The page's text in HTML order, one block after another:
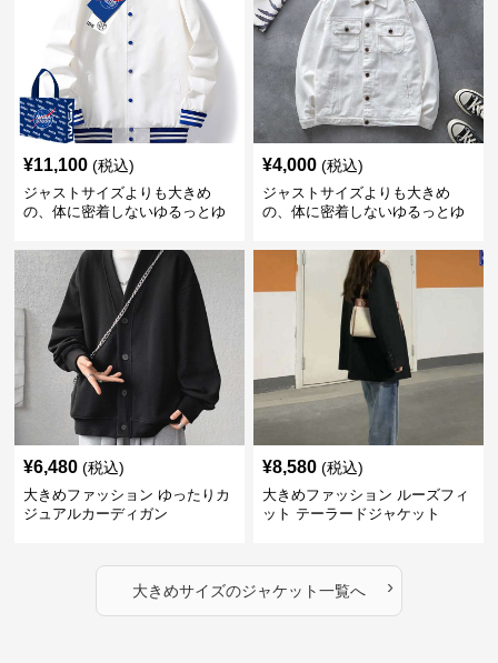
¥11,100 (税込)
ジャストサイズよりも大きめ
の、体に密着しないゆるっとゆ
ゆったりスポーツバーシティジ
ャケット
¥4,000 (税込)
ジャストサイズよりも大きめ
の、体に密着しないゆるっとゆ
ゆったりシルエットデニムジャ
ケット
¥6,480 (税込)
大きめファッション ゆったりカ
ジュアルカーディガン
¥8,580 (税込)
大きめファッション ルーズフィ
ット テーラードジャケット
大きめサイズのジャケット一覧へ ›